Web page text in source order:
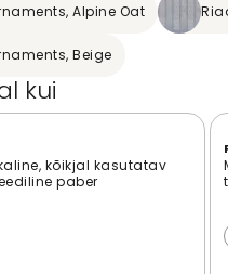
Alpine Oat
Beige
kui
kõikjal kasutatav
paber